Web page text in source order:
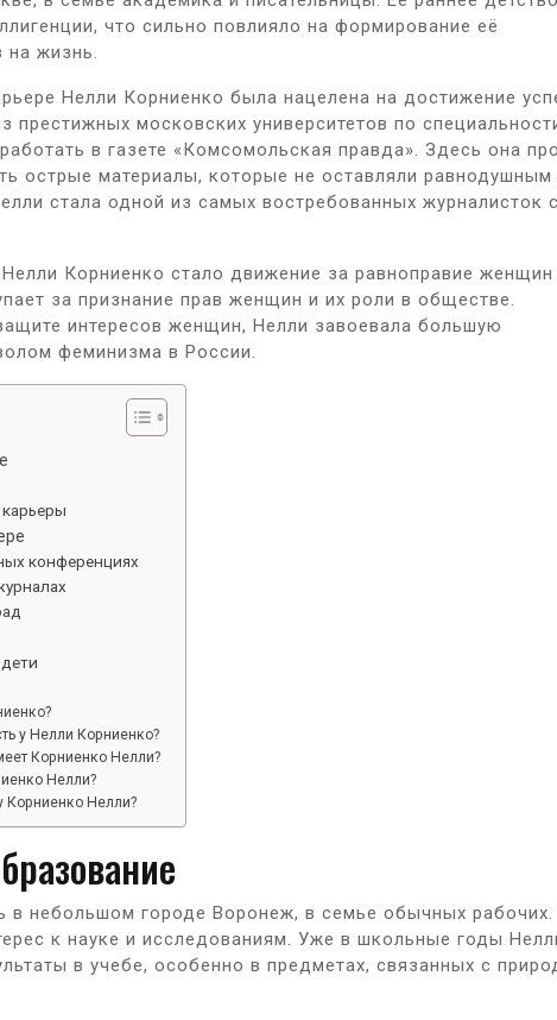
что сильно повлияло на формирование её
на жизнь.
Нелли Корниенко была нацелена на достижение
престижных московских университетов по
в газете «Комсомольская правда». Здесь она
острые материалы, которые не оставляли равнодушным
стала одной из самых востребованных журналисток
Корниенко стало движение за равноправие женщин
за признание прав женщин и их роли в обществе.
интересов женщин, Нелли завоевала большую
феминизма в России.
конференциях
у Нелли Корниенко?
Корниенко Нелли?
Нелли?
Корниенко Нелли?
в небольшом городе Воронеж, в семье обычных рабочих.
к науке и исследованиям. Уже в школьные годы
в учебе, особенно в предметах, связанных с